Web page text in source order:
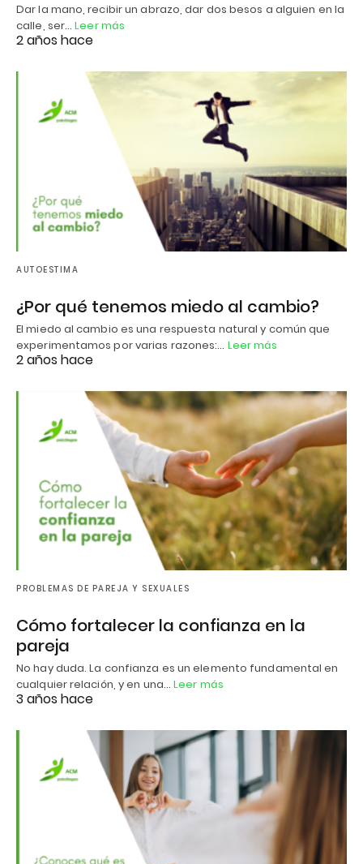
Dar la mano, recibir un abrazo, dar dos besos a alguien en la
calle, ser…Leer más
2 años hace
AUTOESTIMA
¿Por qué tenemos miedo al cambio?
El miedo al cambio es una respuesta natural y común que
experimentamos por varias razones:… Leer más
2 años hace
PROBLEMAS DE PAREJA Y SEXUALES
Cómo fortalecer la confianza en la
pareja
No hay duda. La confianza es un elemento fundamental en
cualquier relación, y en una…Leer más
3 años hace